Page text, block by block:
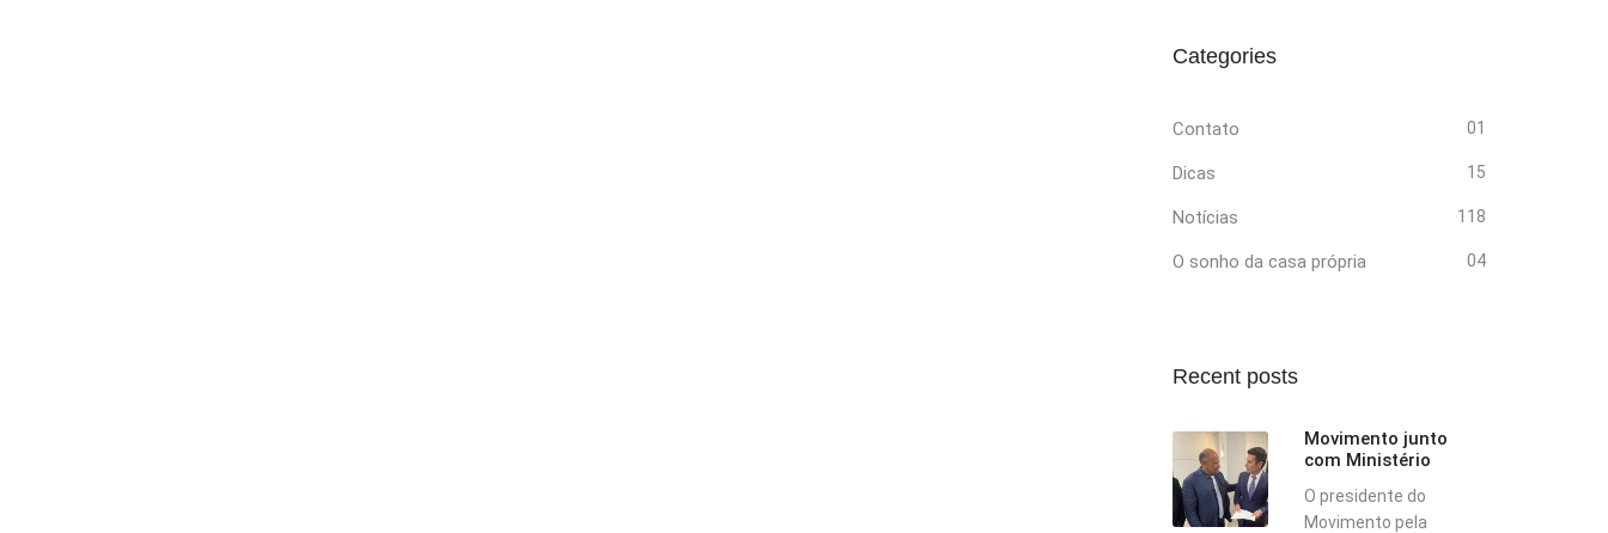
Categories
Contato 01
Dicas 15
Notícias 118
O sonho da casa própria 04
Recent posts
Movimento junto
com Ministério
O presidente do
Movimento pela